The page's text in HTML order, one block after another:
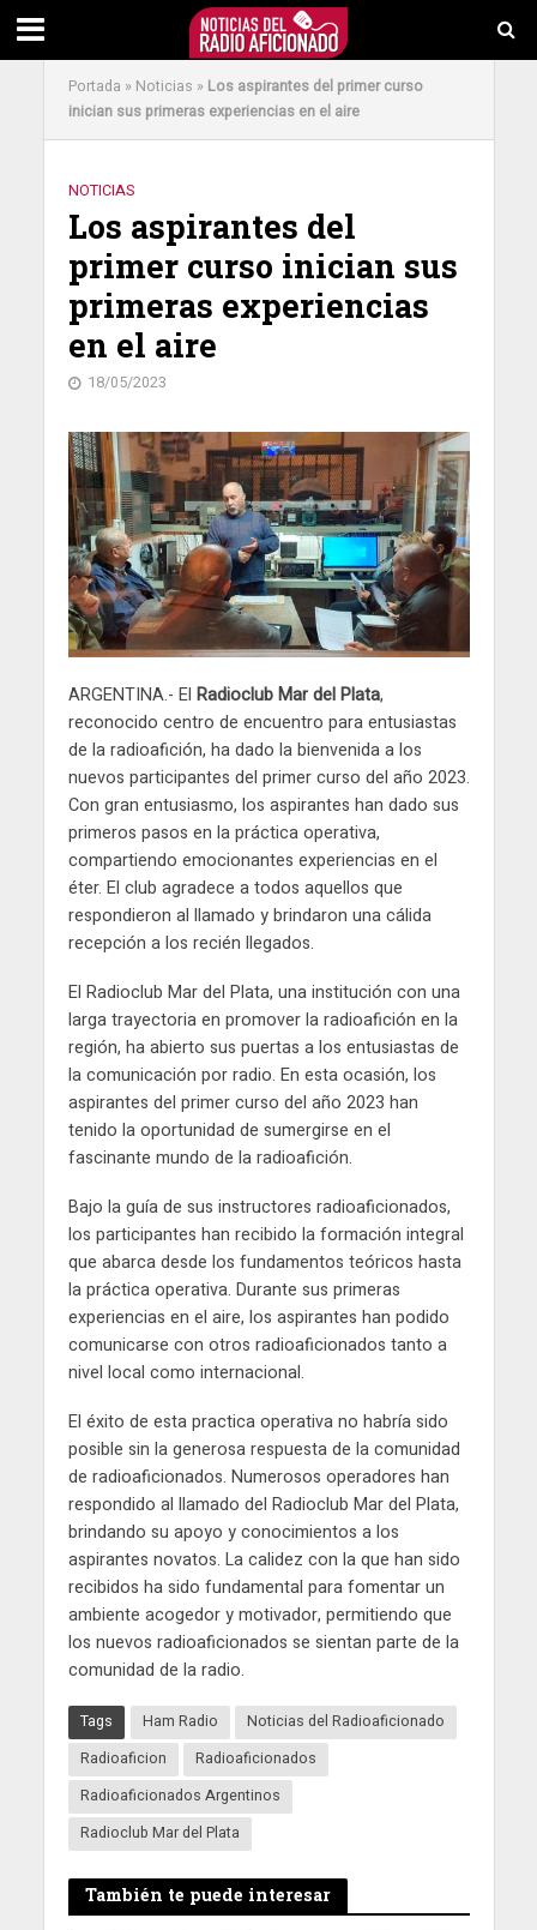
Portada » Noticias » Los aspirantes del primer curso
inician sus primeras experiencias en el aire
NOTICIAS
Los aspirantes del
primer curso inician sus
primeras experiencias
en el aire
18/05/2023
ARGENTINA.- El Radioclub Mar del Plata,
reconocido centro de encuentro para entusiastas
de la radioafición, ha dado la bienvenida a los
nuevos participantes del primer curso del año 2023.
Con gran entusiasmo, los aspirantes han dado sus
primeros pasos en la práctica operativa,
compartiendo emocionantes experiencias en el
éter. El club agradece a todos aquellos que
respondieron al llamado y brindaron una cálida
recepción a los recién llegados.
El Radioclub Mar del Plata, una institución con una
larga trayectoria en promover la radioafición en la
región, ha abierto sus puertas a los entusiastas de
la comunicación por radio. En esta ocasión, los
aspirantes del primer curso del año 2023 han
tenido la oportunidad de sumergirse en el
fascinante mundo de la radioafición.
Bajo la guía de sus instructores radioaficionados,
los participantes han recibido la formación integral
que abarca desde los fundamentos teóricos hasta
la práctica operativa. Durante sus primeras
experiencias en el aire, los aspirantes han podido
comunicarse con otros radioaficionados tanto a
nivel local como internacional.
El éxito de esta practica operativa no habría sido
posible sin la generosa respuesta de la comunidad
de radioaficionados. Numerosos operadores han
respondido al llamado del Radioclub Mar del Plata,
brindando su apoyo y conocimientos a los
aspirantes novatos. La calidez con la que han sido
recibidos ha sido fundamental para fomentar un
ambiente acogedor y motivador, permitiendo que
los nuevos radioaficionados se sientan parte de la
comunidad de la radio.
Tags Ham Radio
Noticias del Radioaficionado
Radioaficion
Radioaficionados
Radioaficionados Argentinos
Radioclub Mar del Plata
También te puede interesar